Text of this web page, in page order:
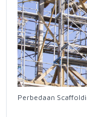
Perbedaan